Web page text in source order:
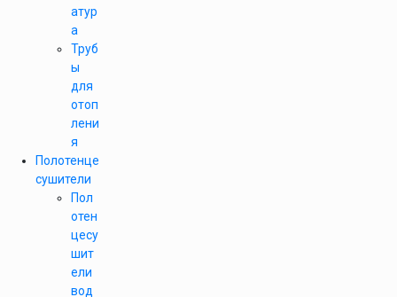
атур
а
Труб
ы
для
отоп
лени
я
Полотенце
сушители
Пол
отен
цесу
шит
ели
вод